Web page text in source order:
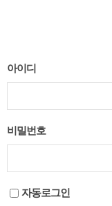
아이디
비밀번호
자동로그인